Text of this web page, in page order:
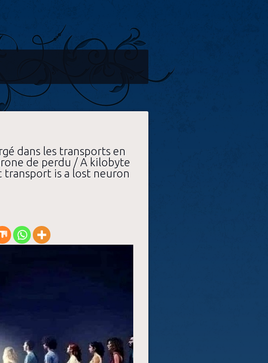
dans les transports en
de perdu / A kilobyte
is a lost neuron